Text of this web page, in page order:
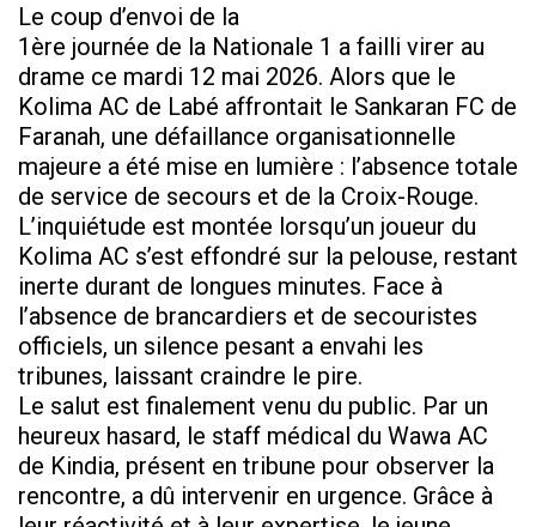
Le coup d’envoi de la
1ère journée de la Nationale 1 a failli virer au
drame ce mardi 12 mai 2026. Alors que le
Kolima AC de Labé affrontait le Sankaran FC de
Faranah, une défaillance organisationnelle
majeure a été mise en lumière : l’absence totale
de service de secours et de la Croix-Rouge.
​L’inquiétude est montée lorsqu’un joueur du
Kolima AC s’est effondré sur la pelouse, restant
inerte durant de longues minutes. Face à
l’absence de brancardiers et de secouristes
officiels, un silence pesant a envahi les
tribunes, laissant craindre le pire.
​Le salut est finalement venu du public. Par un
heureux hasard, le staff médical du Wawa AC
de Kindia, présent en tribune pour observer la
rencontre, a dû intervenir en urgence. Grâce à